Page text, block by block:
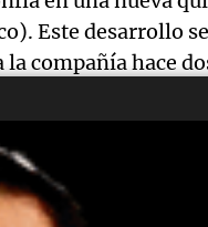
Este desarrollo
compañía hace
dijo